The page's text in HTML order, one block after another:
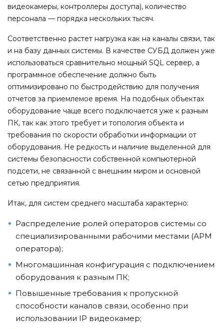
видеокамеры, контроллеры доступа), количество
персонала — порядка нескольких тысяч.
Соответственно растет нагрузка как на каналы связи, так
и на базу данных системы. В качестве СУБД должен уже
использоваться сравнительно мощный SQL сервер, а
программное обеспечение должно быть
оптимизировано по быстродействию для получения
отчетов за приемлемое время. На подобных объектах
оборудование чаще всего подключается уже к разным
ПК, так как этого требует и топология объекта и
требования по скорости обработки информации от
оборудования. Не редкость и наличие выделенной для
системы безопасности собственной компьютерной
подсети, не связанной с внешним миром и основной
сетью предприятия.
Итак, для систем среднего масштаба характерно:
Распределение ролей операторов системы со
специализированными рабочими местами (АРМ
оператора);
Многомашинная конфигурация с подключением
оборудования к разным ПК;
Повышенные требования к пропускной
способности каналов связи, особенно при
использовании IP видеокамер;